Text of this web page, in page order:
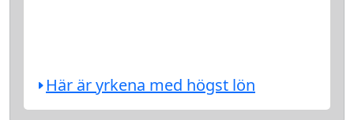
Här är yrkena med högst lön